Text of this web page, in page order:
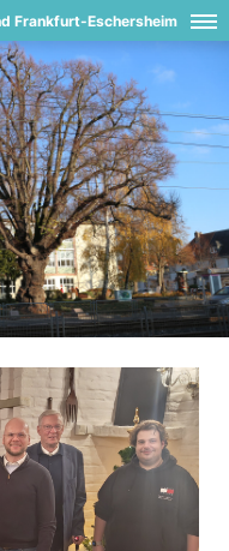
Frankfurt-Eschersheim